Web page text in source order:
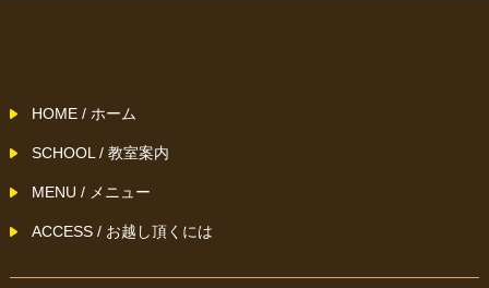
HOME / ホーム
SCHOOL / 教室案内
MENU / メニュー
ACCESS / お越し頂くには